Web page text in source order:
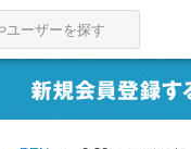
ユーザーを探す